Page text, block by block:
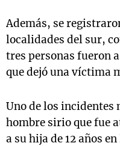
Además, se
localidades del sur,
tres personas fueron
que dejó una víctima
Uno de los
hombre sirio que fue
a su hija de 12 años en